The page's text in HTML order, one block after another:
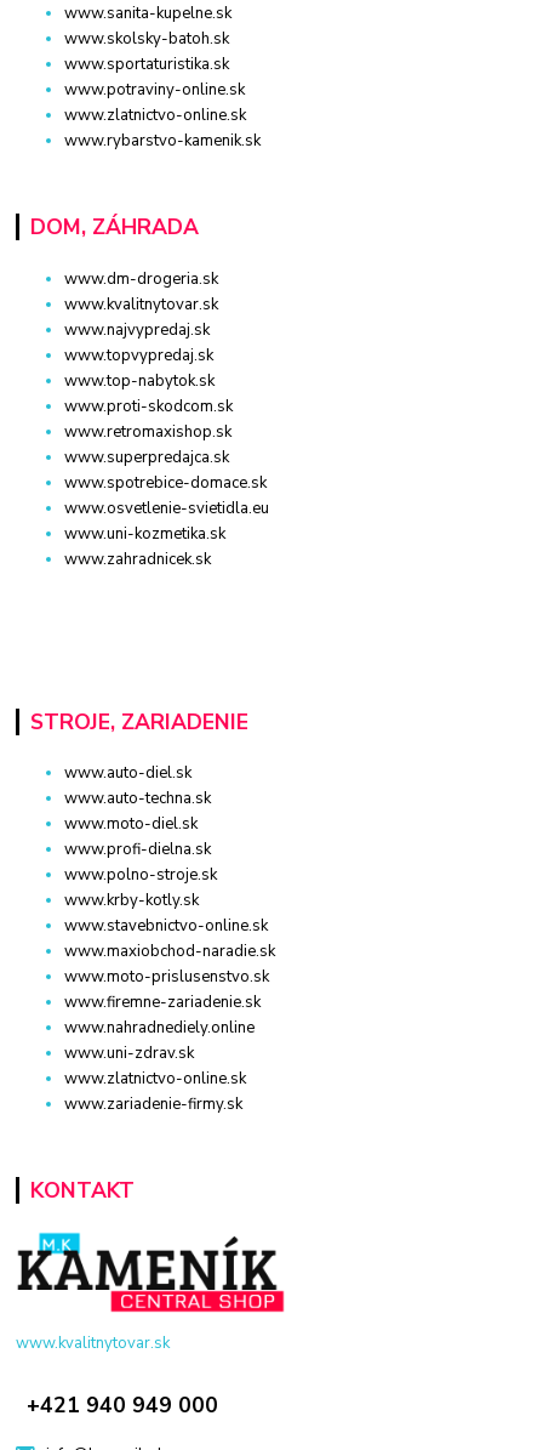
www.sanita-kupelne.sk
www.skolsky-batoh.sk
www.sportaturistika.sk
www.potraviny-online.sk
www.zlatnictvo-online.sk
www.rybarstvo-kamenik.sk
DOM, ZÁHRADA
www.dm-drogeria.sk
www.kvalitnytovar.sk
www.najvypredaj.sk
www.topvypredaj.sk
www.top-nabytok.sk
www.proti-skodcom.sk
www.retromaxishop.sk
www.superpredajca.sk
www.spotrebice-domace.sk
www.osvetlenie-svietidla.eu
www.uni-kozmetika.sk
www.zahradnicek.sk
STROJE, ZARIADENIE
www.auto-diel.sk
www.auto-techna.sk
www.moto-diel.sk
www.profi-dielna.sk
www.polno-stroje.sk
www.krby-kotly.sk
www.stavebnictvo-online.sk
www.maxiobchod-naradie.sk
www.moto-prislusenstvo.sk
www.firemne-zariadenie.sk
www.nahradnediely.online
www.uni-zdrav.sk
www.zlatnictvo-online.sk
www.zariadenie-firmy.sk
KONTAKT
www.kvalitnytovar.sk
+421 940 949 000